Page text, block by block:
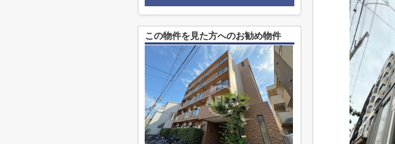
この物件を見た方へのお勧め物件